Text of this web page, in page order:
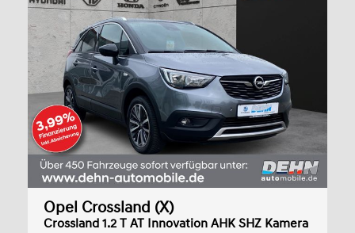
Opel Crossland (X)
Crossland 1.2 T AT Innovation AHK SHZ Kamera